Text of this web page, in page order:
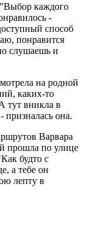
"Выбор каждого
-
способ
понравится
слушаешь и
на родной
каких-то
тут вникла в
она.
Варвара
прошла по улице
будто с
а тебе он
лепту в